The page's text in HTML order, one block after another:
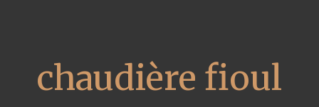
chaudière fioul